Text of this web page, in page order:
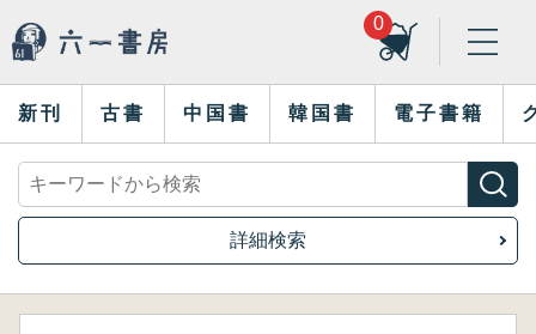
0
新刊 古書 中国書 韓国書 電子書籍
詳細検索